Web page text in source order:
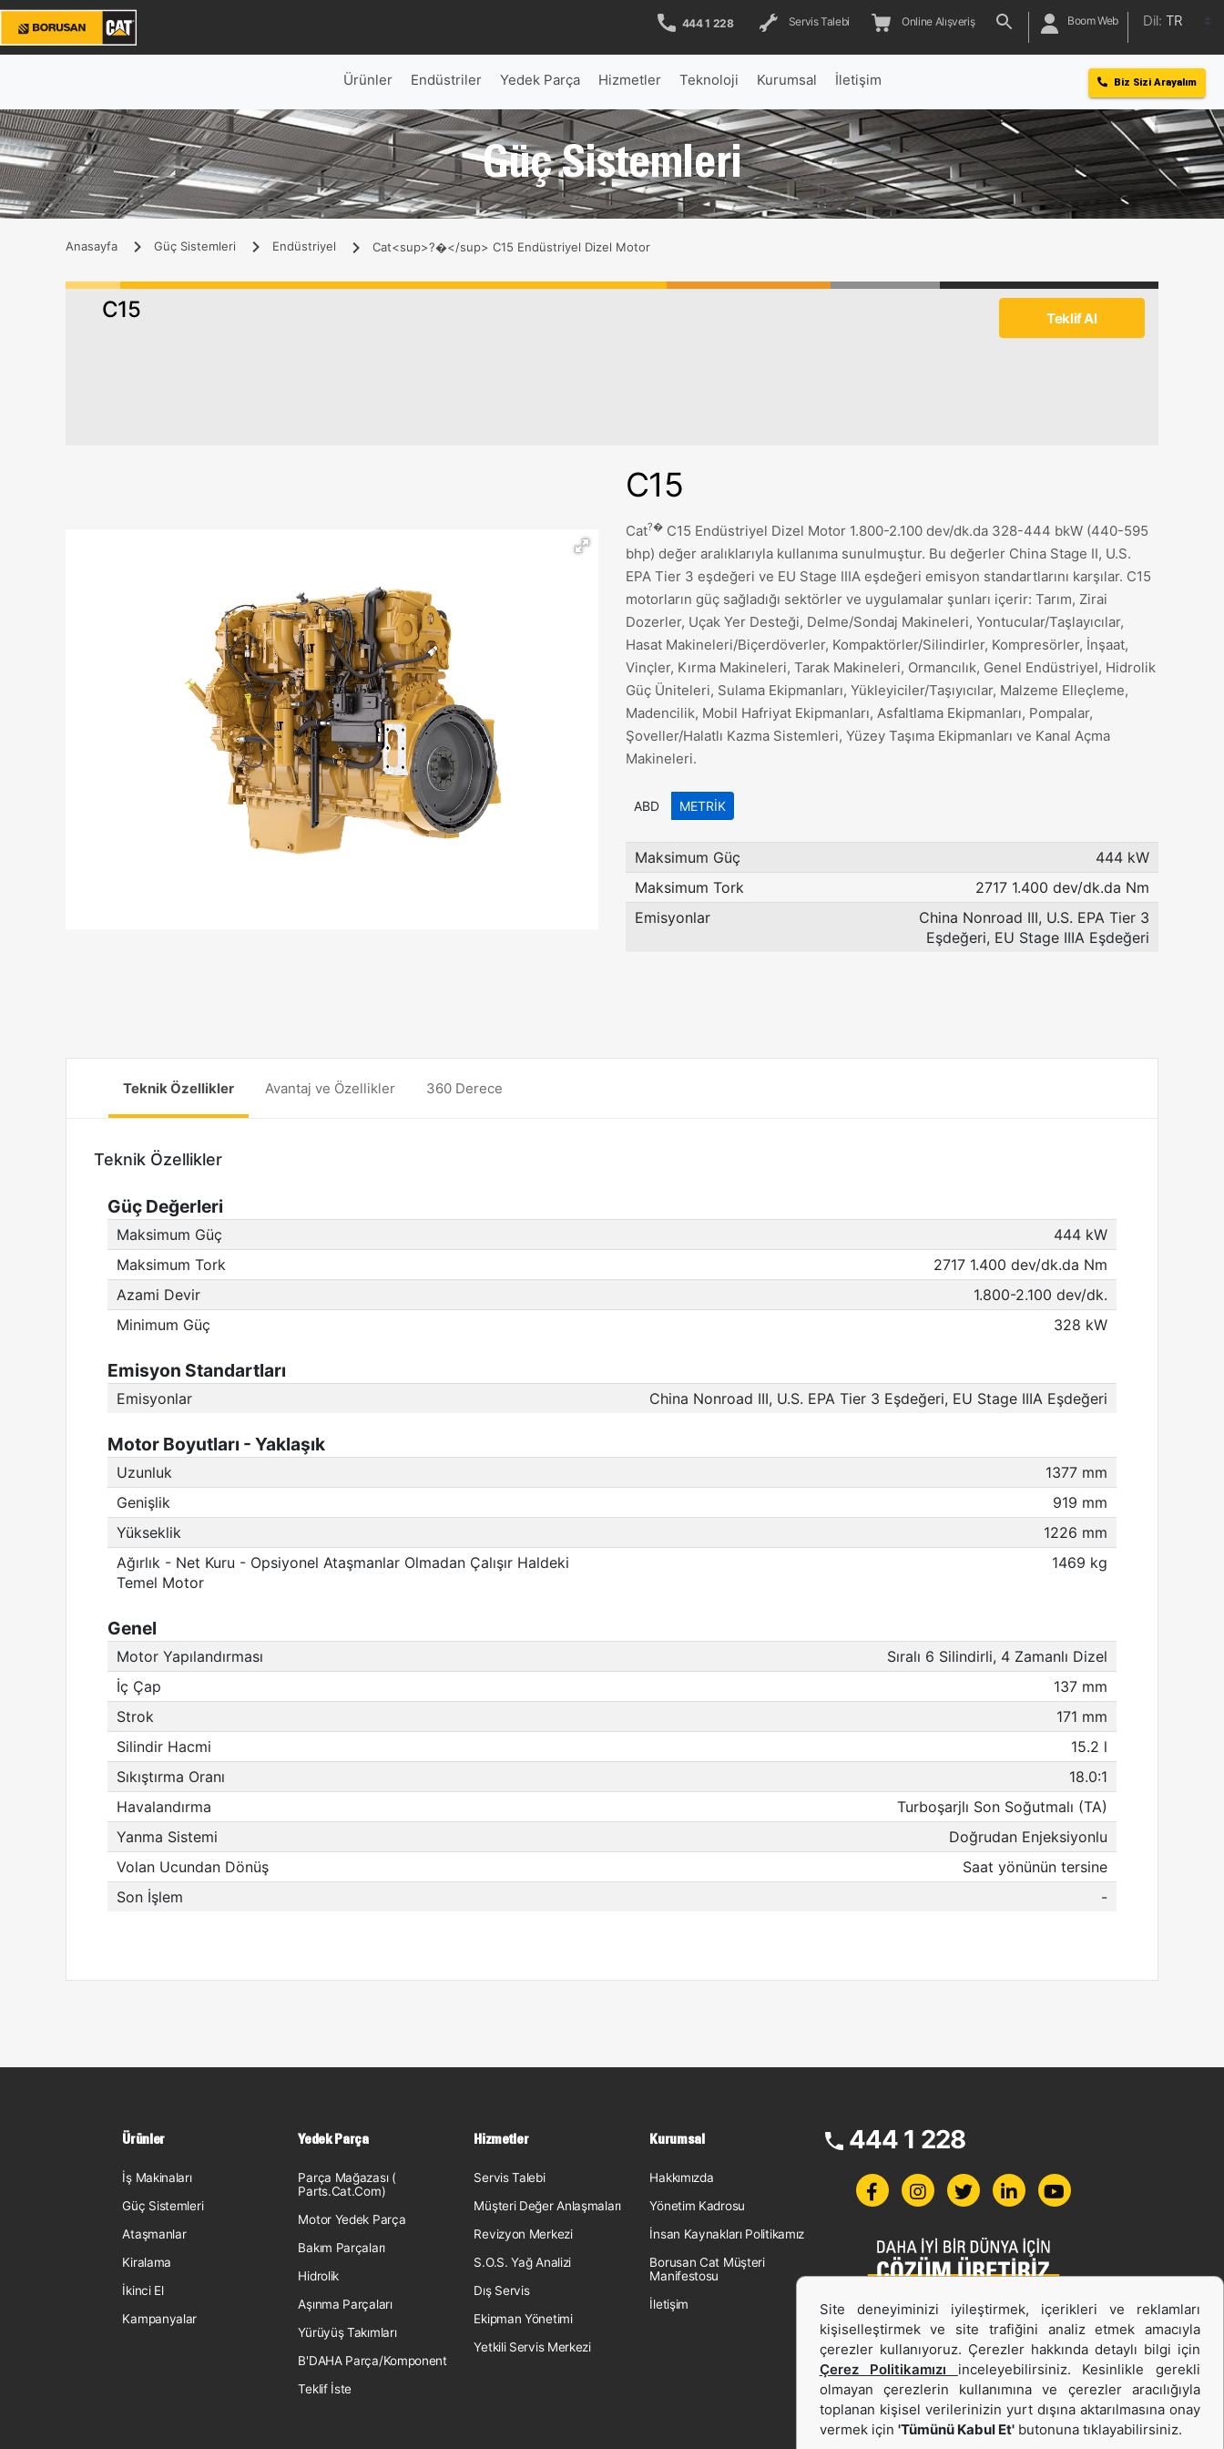
444 1 228 Servis Talebi Online Alışveriş Boom Web Dil: TR
Ürünler Endüstriler Yedek Parça Hizmetler Teknoloji Kurumsal İletişim Biz Sizi Arayalım
Güç Sistemleri
Anasayfa Güç Sistemleri Endüstriyel Cat<sup>?�</sup> C15 Endüstriyel Dizel Motor
C15 Teklif Al
C15
Cat?� C15 Endüstriyel Dizel Motor 1.800-2.100 dev/dk.da 328-444 bkW (440-595
bhp) değer aralıklarıyla kullanıma sunulmuştur. Bu değerler China Stage II, U.S.
EPA Tier 3 eşdeğeri ve EU Stage IIIA eşdeğeri emisyon standartlarını karşılar. C15
motorların güç sağladığı sektörler ve uygulamalar şunları içerir: Tarım, Zirai
Dozerler, Uçak Yer Desteği, Delme/Sondaj Makineleri, Yontucular/Taşlayıcılar,
Hasat Makineleri/Biçerdöverler, Kompaktörler/Silindirler, Kompresörler, İnşaat,
Vinçler, Kırma Makineleri, Tarak Makineleri, Ormancılık, Genel Endüstriyel, Hidrolik
Güç Üniteleri, Sulama Ekipmanları, Yükleyiciler/Taşıyıcılar, Malzeme Elleçleme,
Madencilik, Mobil Hafriyat Ekipmanları, Asfaltlama Ekipmanları, Pompalar,
Şoveller/Halatlı Kazma Sistemleri, Yüzey Taşıma Ekipmanları ve Kanal Açma
Makineleri.
ABD METRIK
Maksimum Güç
444 kW
Maksimum Tork
2717 1.400 dev/dk.da Nm
Emisyonlar
China Nonroad III, U.S. EPA Tier 3
Eşdeğeri, EU Stage IIIA Eşdeğeri
Teknik Özellikler Avantaj ve Özellikler 360 Derece
Teknik Özellikler
Güç Değerleri
Maksimum Güç
444 kW
Maksimum Tork
2717 1.400 dev/dk.da Nm
Azami Devir
1.800-2.100 dev/dk.
Minimum Güç
328 kW
Emisyon Standartları
Emisyonlar China Nonroad III, U.S. EPA Tier 3 Eşdeğeri, EU Stage IIIA Eşdeğeri
Motor Boyutları - Yaklaşık
Uzunluk
1377 mm
Genişlik
919 mm
Yükseklik
1226 mm
Ağırlık - Net Kuru - Opsiyonel Ataşmanlar Olmadan Çalışır Haldeki
Temel Motor
1469 kg
Genel
Motor Yapılandırması
Sıralı 6 Silindirli, 4 Zamanlı Dizel
İç Çap
137 mm
Strok
171 mm
Silindir Hacmi
15.2 l
Sıkıştırma Oranı
18.0:1
Havalandırma
Turboşarjlı Son Soğutmalı (TA)
Yanma Sistemi
Doğrudan Enjeksiyonlu
Volan Ucundan Dönüş
Saat yönünün tersine
Son İşlem
-
Ürünler
İş Makinaları
Güç Sistemleri
Ataşmanlar
Kiralama
İkinci El
Kampanyalar
Yedek Parça
Parça Mağazası (
Parts.Cat.Com)
Motor Yedek Parça
Bakım Parçaları
Hidrolik
Aşınma Parçaları
Yürüyüş Takımları
B'DAHA Parça/Komponent
Teklif İste
Hizmetler
Servis Talebi
Müşteri Değer Anlaşmaları
Revizyon Merkezi
S.O.S. Yağ Analizi
Dış Servis
Ekipman Yönetimi
Yetkili Servis Merkezi
Kurumsal
Hakkımızda
Yönetim Kadrosu
İnsan Kaynakları Politikamız
Borusan Cat Müşteri
Manifestosu
İletişim
444 1 228
İş Makinası ve Güç Sistemleri
İkinci el ve Kiralama
Site deneyiminizi iyileştirmek, içerikleri ve reklamları
kişiselleştirmek ve site trafiğini analiz etmek amacıyla
çerezler kullanıyoruz. Çerezler hakkında detaylı bilgi için
Çerez Politikamızı inceleyebilirsiniz. Kesinlikle gerekli
olmayan çerezlerin kullanımına ve çerezler aracılığıyla
toplanan kişisel verilerinizin yurt dışına aktarılmasına onay
vermek için 'Tümünü Kabul Et'butonuna tıklayabilirsiniz.